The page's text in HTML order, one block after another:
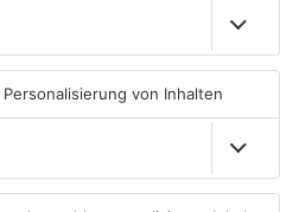
Aschaffenburg und Bayern
Alzenau
01.08.2026, 08:40 UHR IN SPORT